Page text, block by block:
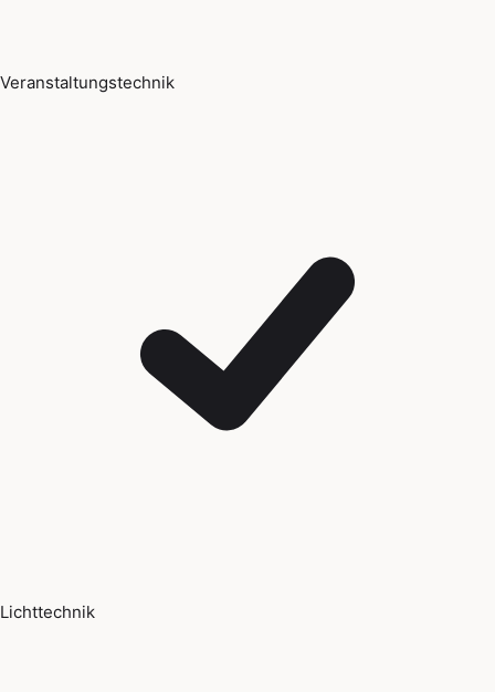
Veranstaltungstechnik
Lichttechnik